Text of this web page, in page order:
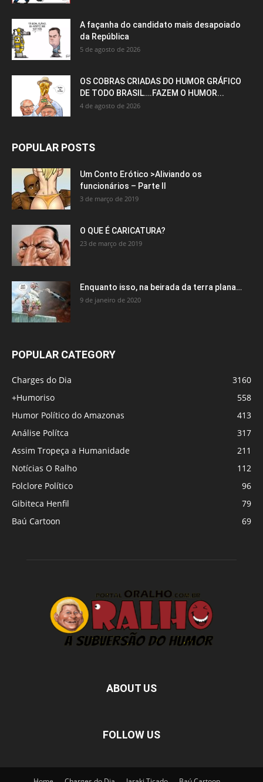
A façanha do candidato mais desapoiado
da República
5 de agosto de 2026
OS COBRAS CRIADAS DO HUMOR GRÁFICO
DE TODO BRASIL….FAZEM O HUMOR...
4 de agosto de 2026
POPULAR POSTS
Um Conto Erótico >Aliviando os
funcionários – Parte II
3 de março de 2019
O QUE É CARICATURA?
23 de março de 2019
Enquanto isso, na beirada da terra plana…
9 de janeiro de 2020
POPULAR CATEGORY
Charges do Dia
3160
+Humoriso
558
Humor Político do Amazonas
413
Análise Polítca
317
Assim Tropeça a Humanidade
211
Notícias O Ralho
112
Folclore Político
96
Gibiteca Henfil
79
Baú Cartoon
69
ABOUT US
FOLLOW US